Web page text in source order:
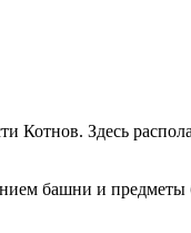
Здесь
башни и предметы